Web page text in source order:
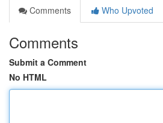
Comments
Who Upvoted
Comments
Submit a Comment
No HTML